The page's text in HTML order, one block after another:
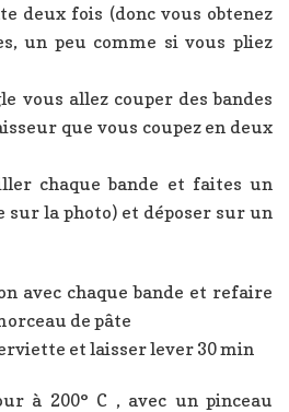
deux fois (donc vous obtenez
un peu comme si vous pliez
vous allez couper des bandes
que vous coupez en deux
chaque bande et faites un
sur la photo) et déposer sur un
avec chaque bande et refaire
de pâte
et laisser lever 30 min
à 200° C , avec un pinceau